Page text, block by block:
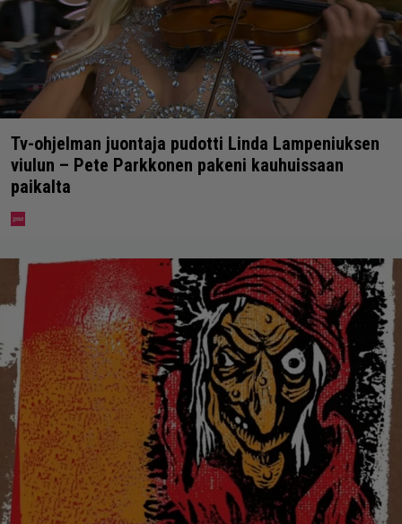
Tv-ohjelman juontaja pudotti Linda Lampeniuksen
viulun – Pete Parkkonen pakeni kauhuissaan
paikalta